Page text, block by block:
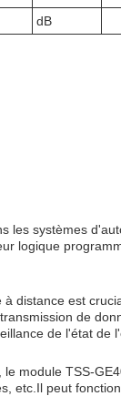
dB
les systèmes
logique
distance est
de
de l'état de
module TSS-
etc.Il peut